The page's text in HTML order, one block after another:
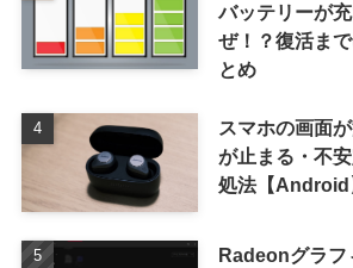
バッテリーが
ぜ！？復活ま
とめ
スマホの画面
が止まる・不
処法【Android
Radeonグラフ